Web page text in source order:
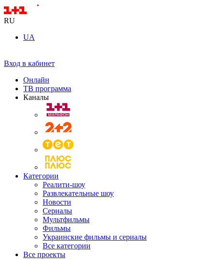
RU
UA
Вход в кабинет
Онлайн
ТВ программа
Каналы
Категории
Реалити-шоу
Развлекательные шоу
Новости
Сериалы
Мультфильмы
Фильмы
Украинские фильмы и сериалы
Все категории
Все проекты